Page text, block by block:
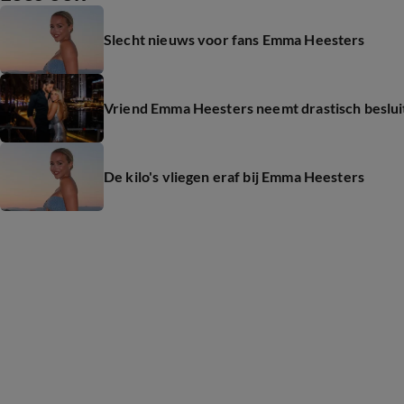
Slecht nieuws voor fans Emma Heesters
Vriend Emma Heesters neemt drastisch
De kilo's vliegen eraf bij Emma Heesters